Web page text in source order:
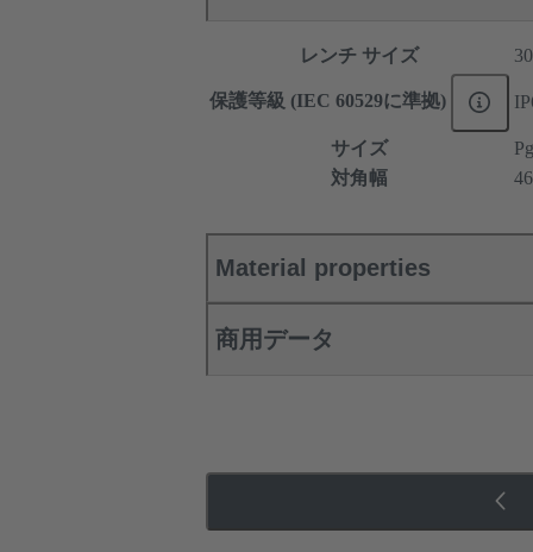
レンチ サイズ 30
保護等級 (IEC 60529に準拠)
サイズ
対角幅
Material properties
商用データ